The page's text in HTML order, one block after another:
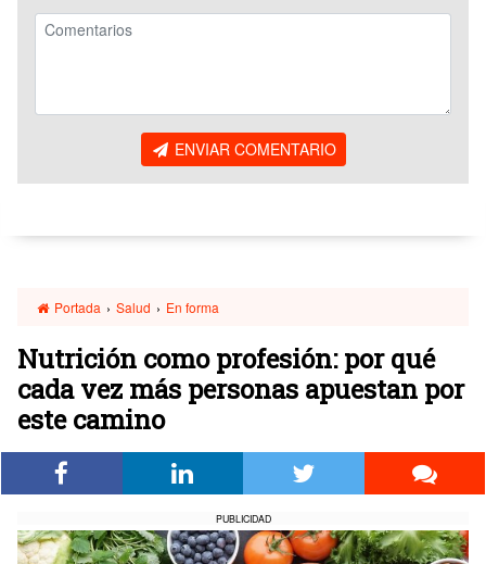
ENVIAR COMENTARIO
Portada › Salud › En forma
Nutrición como profesión: por qué
cada vez más personas apuestan por
este camino
PUBLICIDAD